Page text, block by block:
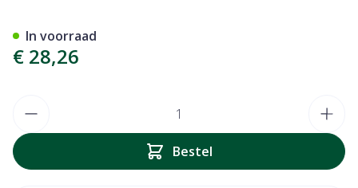
€ 28,26
Bestel
In voorraad